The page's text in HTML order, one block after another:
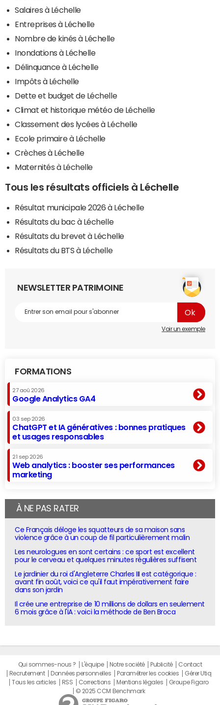
Salaires à Léchelle
Entreprises à Léchelle
Nombre de kinés à Léchelle
Inondations à Léchelle
Délinquance à Léchelle
Impôts à Léchelle
Dette et budget de Léchelle
Climat et historique météo de Léchelle
Classement des lycées à Léchelle
Ecole primaire à Léchelle
Crèches à Léchelle
Maternités à Léchelle
Tous les résultats officiels à Léchelle
Résultat municipale 2026 à Léchelle
Résultats du bac à Léchelle
Résultats du brevet à Léchelle
Résultats du BTS à Léchelle
NEWSLETTER PATRIMOINE
Voir un exemple
FORMATIONS
27 aoû 2026
Google Analytics GA4
03 sep 2026
ChatGPT et IA génératives : bonnes pratiques
et usages responsables
21 sep 2026
Web analytics : booster ses performances
marketing
À NE PAS RATER
Ce Français déloge les squatteurs de sa maison sans
violence grâce à un coup de fil particulièrement malin
Les neurologues en sont certains : ce sport est excellent
pour le cerveau et quelques minutes régulières suffisent
Le jardinier du roi d'Angleterre Charles III est catégorique :
avant fin août, voici ce qu'il faut impérativement faire
dans son jardin
Il crée une entreprise de 10 millions de dollars en seulement
6 mois grâce à l'IA : voici la méthode de Ben Broca
Qui sommes-nous ? L'équipe Notre société Publicité
Contact
Recrutement
Données personnelles Paramétrer les cookies
Gérer Utiq
Tous les articles
RSS Corrections Mentions légales
Groupe Figaro
© 2025 CCM Benchmark